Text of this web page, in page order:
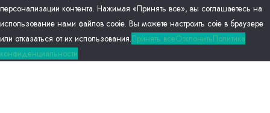
персонализации контента. Нажимая «Принять все», вы соглашаетесь на
использование нами файлов сооіе. Вы можете настроить соіе в браузере
или отказаться от их использования.Принять всеОтклонитьПолитика
конфиденциальности